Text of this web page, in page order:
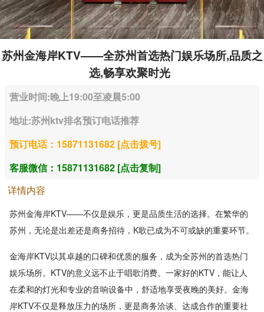
苏州金海岸KTV——全苏州首选热门娱乐场所,品质之
选,畅享欢聚时光
营业时间:晚上19:00至凌晨5:00
地址:苏州ktv排名预订电话推荐
预订电话：15871131682 [点击拨号]
客服微信：15871131682 [点击复制]
详情内容
苏州金海岸KTV——不仅是娱乐，更是品质生活的选择。在繁华的
苏州，无论是出差还是商务招待，K歌已成为不可或缺的重要环节。
金海岸KTV以其卓越的口碑和优质的服务，成为全苏州的首选热门
娱乐场所。KTV的意义远不止于唱歌消费。一家好的KTV，能让人
在柔和的灯光和专业的音响设备中，舒适地享受夜晚的美好。金海
岸KTV不仅是释放压力的场所，更是商务洽谈、达成合作的重要社